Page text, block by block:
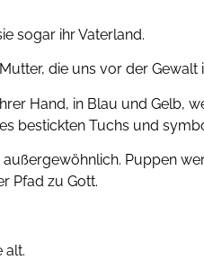
sogar ihr Vaterland.
die uns vor der Gewalt
Hand, in Blau und Gelb,
bestickten Tuchs und
außergewöhnlich. Puppen
Pfad zu Gott.
alt.